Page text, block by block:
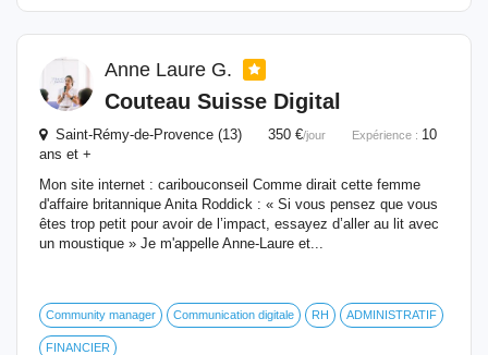
Anne Laure G.
Couteau Suisse Digital
Saint-Rémy-de-Provence (13) 350 €/jour Expérience : 10
ans et +
Mon site internet : caribouconseil Comme dirait cette femme
d'affaire britannique Anita Roddick : « Si vous pensez que vous
êtes trop petit pour avoir de l’impact, essayez d’aller au lit avec
un moustique » Je m'appelle Anne-Laure et...
Community manager Communication digitale RH ADMINISTRATIF
FINANCIER